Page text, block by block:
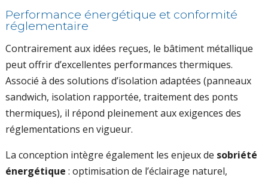
Performance énergétique et conformité
réglementaire
Contrairement aux idées reçues, le bâtiment métallique
peut offrir d’excellentes performances thermiques.
Associé à des solutions d’isolation adaptées (panneaux
sandwich, isolation rapportée, traitement des ponts
thermiques), il répond pleinement aux exigences des
réglementations en vigueur.
La conception intègre également les enjeux de sobriété
énergétique : optimisation de l’éclairage naturel,